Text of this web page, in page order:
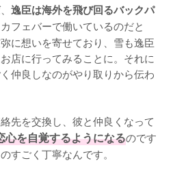
逸臣は海外を飛び回るバックパ
フェバーで働いているのだと
に想いを寄せており、雪も逸臣
店に行ってみることに。それに
仲良しなのがやり取りから伝わ
先を交換し、彼と仲良くなって
心を自覚するようになるのです
すごく丁寧なんです。